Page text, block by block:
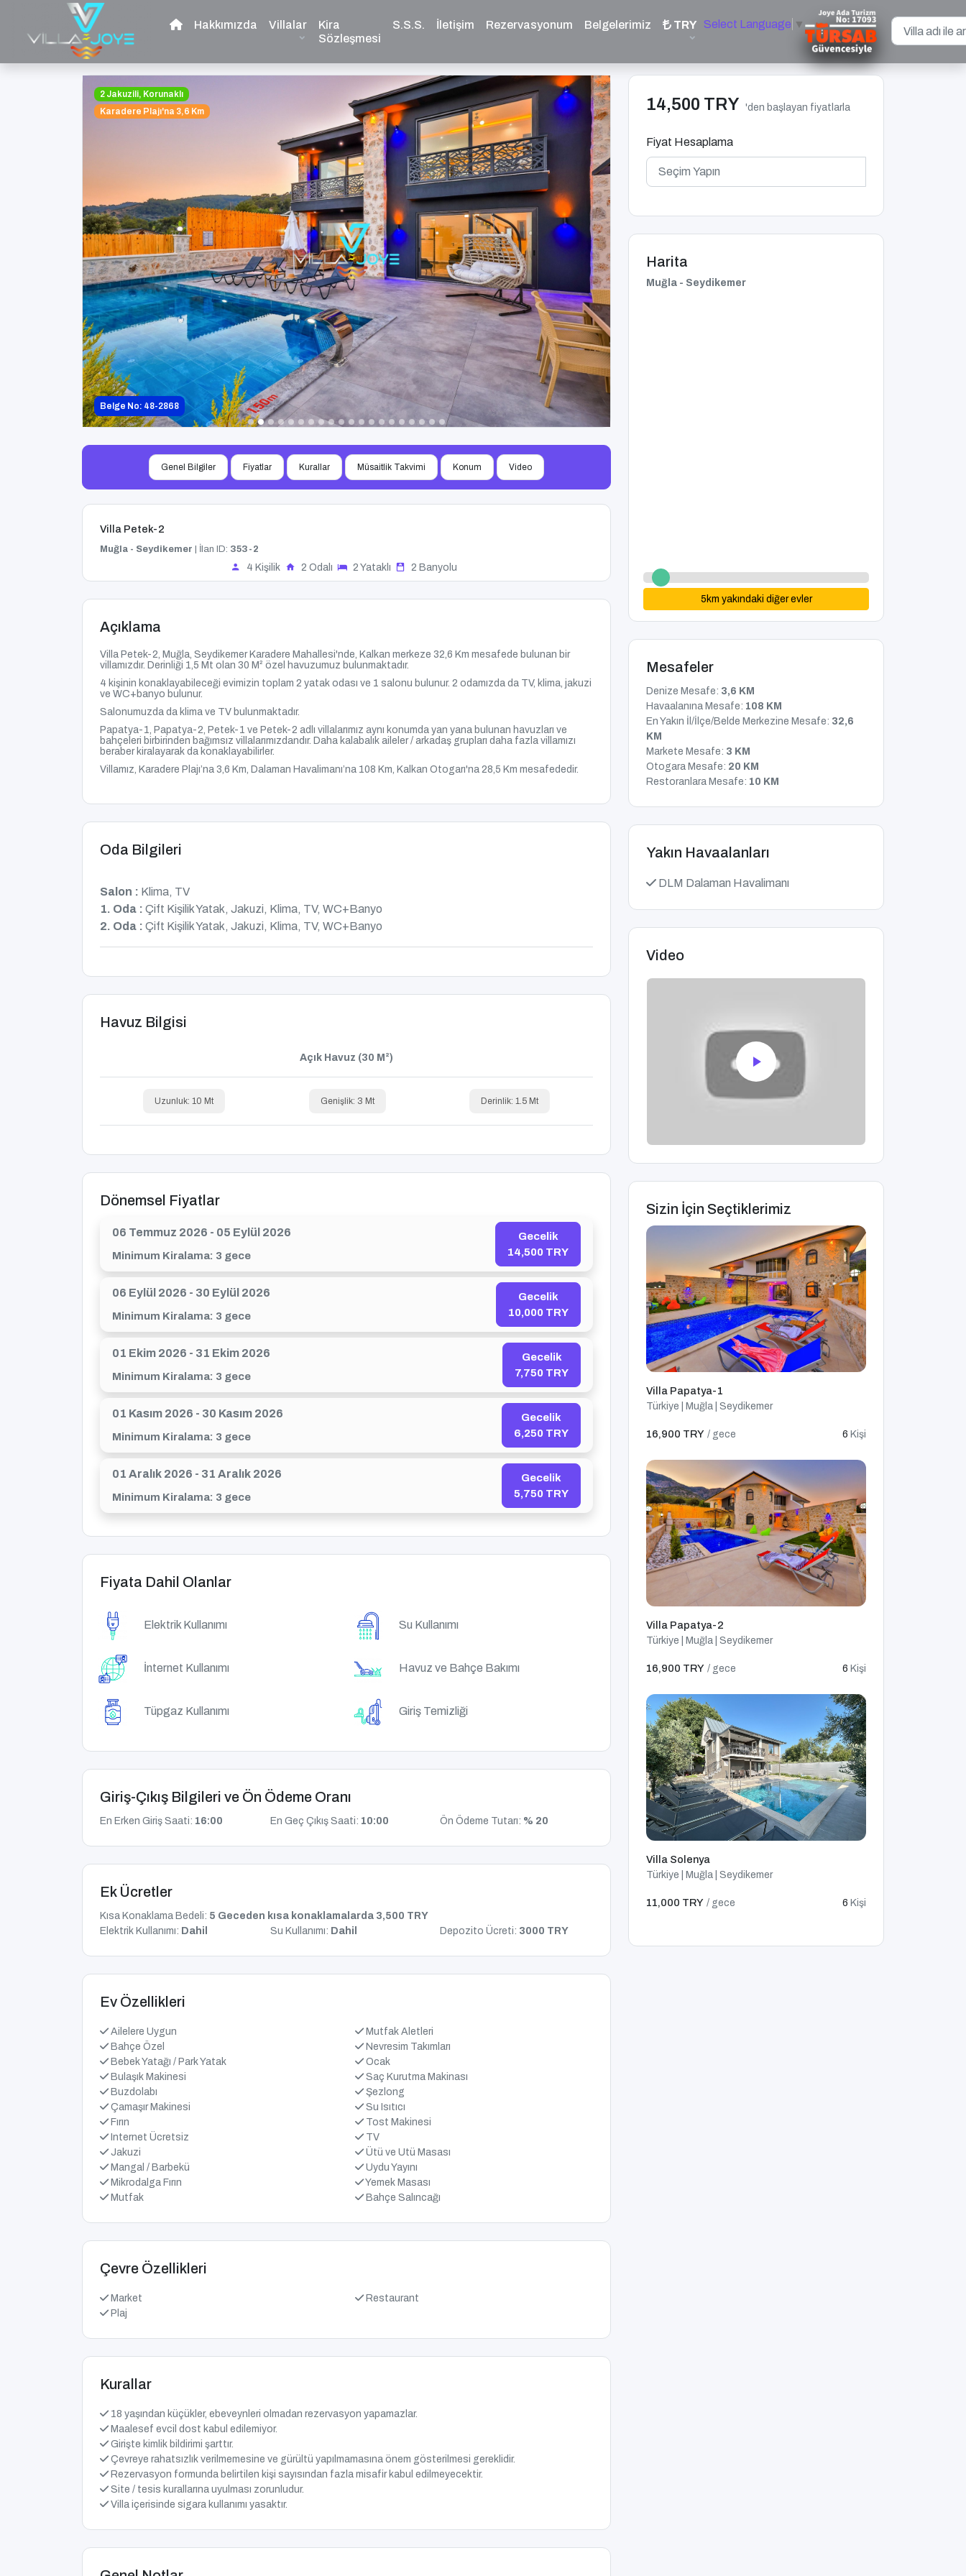
Hakkımızda Villalar
Kira
Sözleşmesi
S.S.S. İletişim Rezervasyonum Belgelerimiz TRY Select Language ▼
2 Jakuzili, Korunaklı
Karadere Plajı'na 3,6 Km
Belge No: 48-2868
Genel Bilgiler Fiyatlar Kurallar Müsaitlik Takvimi Konum Video
Villa Petek-2
Muğla - Seydikemer | İlan ID: 353-2
4 Kişilik 2 Odalı 2 Yataklı 2 Banyolu
Açıklama
Villa Petek-2, Muğla, Seydikemer Karadere Mahallesi'nde, Kalkan merkeze 32,6 Km mesafede bulunan bir
villamızdır. Derinliği 1,5 Mt olan 30 M² özel havuzumuz bulunmaktadır.
4 kişinin konaklayabileceği evimizin toplam 2 yatak odası ve 1 salonu bulunur. 2 odamızda da TV, klima, jakuzi
ve WC+banyo bulunur.
Salonumuzda da klima ve TV bulunmaktadır.
Papatya-1, Papatya-2, Petek-1 ve Petek-2 adlı villalarımız aynı konumda yan yana bulunan havuzları ve
bahçeleri birbirinden bağımsız villalarımızdandır. Daha kalabalık aileler / arkadaş grupları daha fazla villamızı
beraber kiralayarak da konaklayabilirler.
Villamız, Karadere Plajı’na 3,6 Km, Dalaman Havalimanı’na 108 Km, Kalkan Otogarı'na 28,5 Km mesafededir.
Oda Bilgileri
Salon : Klima, TV
1. Oda : Çift Kişilik Yatak, Jakuzi, Klima, TV, WC+Banyo
2. Oda : Çift Kişilik Yatak, Jakuzi, Klima, TV, WC+Banyo
Havuz Bilgisi
Açık Havuz (30 M²)
Uzunluk: 10 Mt Genişlik: 3 Mt Derinlik: 1.5 Mt
Dönemsel Fiyatlar
06 Temmuz 2026 - 05 Eylül 2026
Gecelik
14,500 TRY
Minimum Kiralama: 3 gece
06 Eylül 2026 - 30 Eylül 2026
Gecelik
10,000 TRY
Minimum Kiralama: 3 gece
01 Ekim 2026 - 31 Ekim 2026
Gecelik
7,750 TRY
Minimum Kiralama: 3 gece
01 Kasım 2026 - 30 Kasım 2026
Gecelik
6,250 TRY
Minimum Kiralama: 3 gece
01 Aralık 2026 - 31 Aralık 2026
Gecelik
5,750 TRY
Minimum Kiralama: 3 gece
Fiyata Dahil Olanlar
Elektrik Kullanımı Su Kullanımı
İnternet Kullanımı Havuz ve Bahçe Bakımı
Tüpgaz Kullanımı Giriş Temizliği
Giriş-Çıkış Bilgileri ve Ön Ödeme Oranı
En Erken Giriş Saati: 16:00 En Geç Çıkış Saati: 10:00 Ön Ödeme Tutarı: % 20
Ek Ücretler
Kısa Konaklama Bedeli: 5 Geceden kısa konaklamalarda 3,500 TRY
Elektrik Kullanımı: Dahil Su Kullanımı: Dahil Depozito Ücreti: 3000 TRY
Ev Özellikleri
Ailelere Uygun
Bahçe Özel
Bebek Yatağı / Park Yatak
Bulaşık Makinesi
Buzdolabı
Çamaşır Makinesi
Fırın
Internet Ücretsiz
Jakuzi
Mangal / Barbekü
Mikrodalga Fırın
Mutfak
Mutfak Aletleri
Nevresim Takımları
Ocak
Saç Kurutma Makinası
Şezlong
Su Isıtıcı
Tost Makinesi
TV
Ütü ve Utü Masası
Uydu Yayını
Yemek Masası
Bahçe Salıncağı
Çevre Özellikleri
Market
Plaj
Restaurant
Kurallar
18 yaşından küçükler, ebeveynleri olmadan rezervasyon yapamazlar.
Maalesef evcil dost kabul edilemiyor.
Girişte kimlik bildirimi şarttır.
Çevreye rahatsızlık verilmemesine ve gürültü yapılmamasına önem gösterilmesi gereklidir.
Rezervasyon formunda belirtilen kişi sayısından fazla misafir kabul edilmeyecektir.
Site / tesis kurallarına uyulması zorunludur.
Villa içerisinde sigara kullanımı yasaktır.
14,500 TRY 'den başlayan fiyatlarla
Fiyat Hesaplama
Harita
Muğla - Seydikemer
5 km yakındaki diğer evler
Mesafeler
Denize Mesafe: 3,6 KM
Havaalanına Mesafe: 108 KM
En Yakın İl/İlçe/Belde Merkezine Mesafe: 32,6
KM
Markete Mesafe: 3 KM
Otogara Mesafe: 20 KM
Restoranlara Mesafe: 10 KM
Yakın Havaalanları
DLM Dalaman Havalimanı
Video
Sizin İçin Seçtiklerimiz
Villa Papatya-1
Türkiye | Muğla | Seydikemer
16,900 TRY / gece 6 Kişi
Villa Papatya-2
Türkiye | Muğla | Seydikemer
16,900 TRY / gece 6 Kişi
Villa Solenya
Türkiye | Muğla | Seydikemer
11,000 TRY / gece 6 Kişi